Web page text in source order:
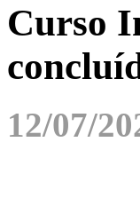
Curso
12/07/